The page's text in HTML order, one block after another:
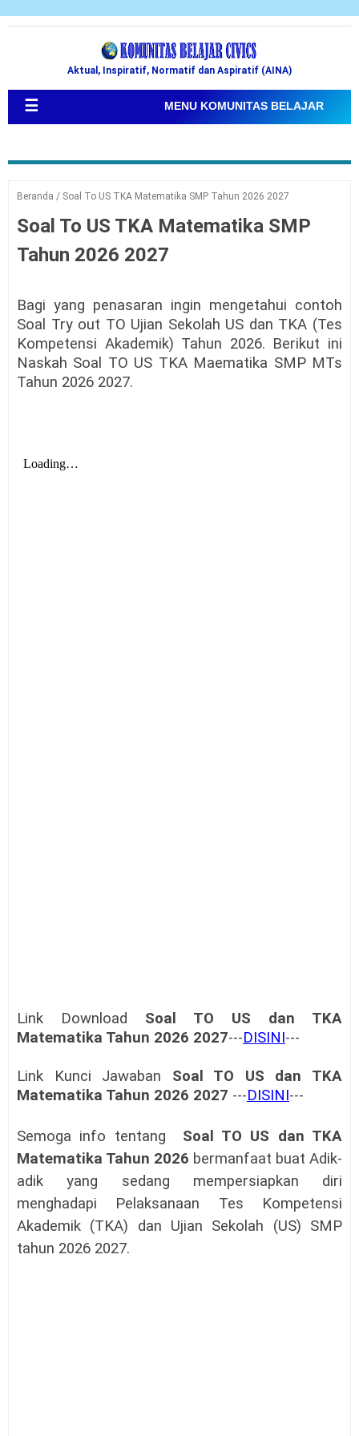
Aktual, Inspiratif, Normatif dan Aspiratif (AINA)
☰ MENU KOMUNITAS BELAJAR
Beranda / Soal To US TKA Matematika SMP Tahun 2026 2027
Soal To US TKA Matematika SMP
Tahun 2026 2027
Bagi yang penasaran ingin mengetahui contoh
Soal Try out TO Ujian Sekolah US dan TKA (Tes
Kompetensi Akademik) Tahun 2026. Berikut ini
Naskah Soal TO US TKA Maematika SMP MTs
Tahun 2026 2027.
Link Download Soal TO US dan TKA
Matematika Tahun 2026 2027---DISINI---
Link Kunci Jawaban Soal TO US dan TKA
Matematika Tahun 2026 2027 ---DISINI---
Semoga info tentang
Soal TO US dan TKA
Matematika Tahun 2026 bermanfaat buat Adik-
adik yang sedang mempersiapkan diri
menghadapi Pelaksanaan Tes Kompetensi
Akademik (TKA) dan Ujian Sekolah (US) SMP
tahun 2026 2027.